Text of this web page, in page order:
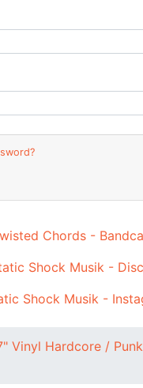
Vinyl Hardcore / Punk